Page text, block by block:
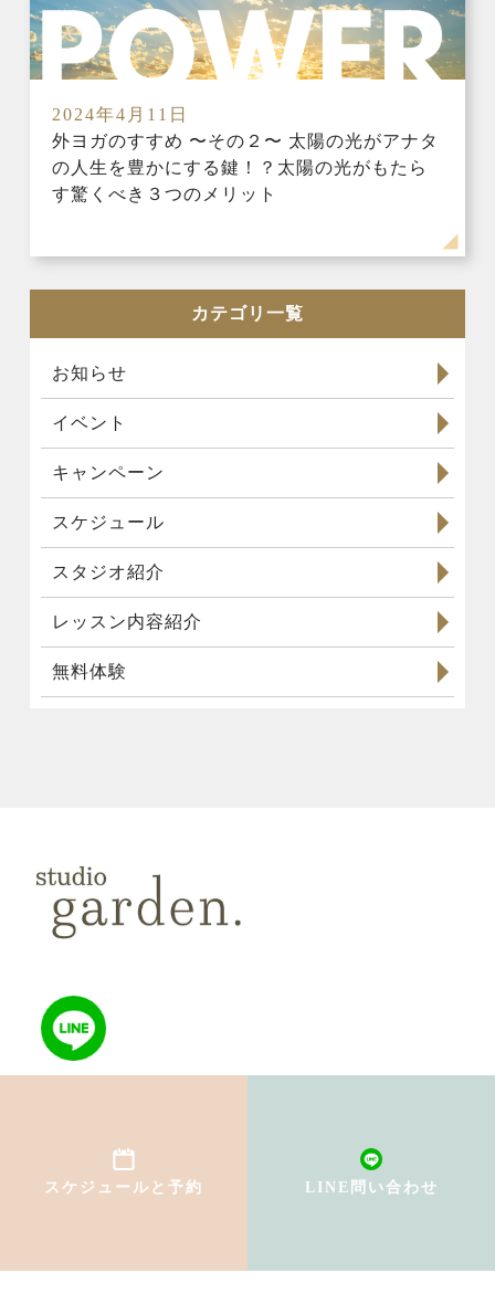
スケジュールと予約 LINE問い合わせ
2024年4月11日
外ヨガのすすめ 〜その２〜 太陽の光がアナタ
の人生を豊かにする鍵！？太陽の光がもたら
す驚くべき３つのメリット
カテゴリ一覧
お知らせ
イベント
キャンペーン
スケジュール
スタジオ紹介
レッスン内容紹介
無料体験
初めての方へ